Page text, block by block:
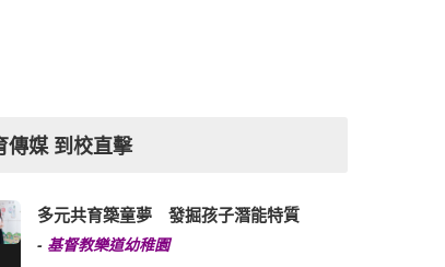
傳媒 到校直擊
多元共育築童夢 發掘孩子潛能特質
- 基督教樂道幼稚園